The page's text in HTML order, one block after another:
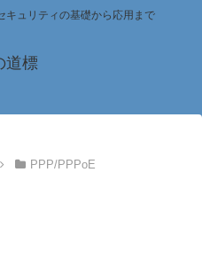
キュリティの基礎から応用まで
道標
PPP/PPPoE